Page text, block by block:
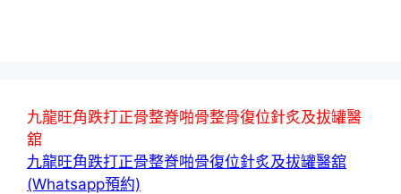
九龍旺角跌打正骨整脊啪骨整骨復位針炙及拔罐醫
舘
九龍旺角跌打正骨整脊啪骨復位針炙及拔罐醫舘
(Whatsapp預約)